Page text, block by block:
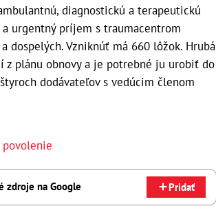
diagnostickú a terapeutickú
urgentný príjem s traumacentrom
dospelých. Vzniknúť má 660 lôžok. Hrubá
z plánu obnovy a je potrebné ju urobiť do
dodávateľov s vedúcim členom
povolenie
zdroje na Google Pridať